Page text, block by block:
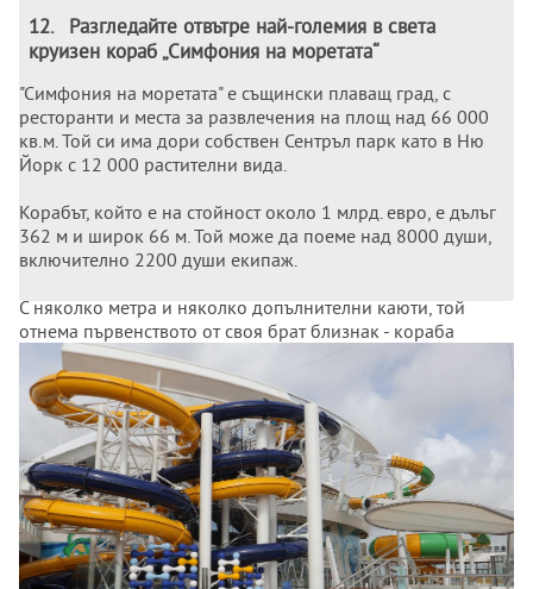
12.
Разгледайте отвътре най-големия в света
круизен кораб „Симфония на моретата“
"Симфония на моретата" е същински плаващ град, с
ресторанти и места за развлечения на площ над 66 000
кв.м. Той си има дори собствен Сентръл парк като в Ню
Йорк с 12 000 растителни вида.
Корабът, който е на стойност около 1 млрд. евро, е дълъг
362 м и широк 66 м. Той може да поеме над 8000 души,
включително 2200 души екипаж.
С няколко метра и няколко допълнителни каюти, той
отнема първенството от своя брат близнак - кораба
"Хармония на моретата" - който френският
корабостроител предаде през май 2016 г. на същия
корабособственик Роял карибиън крузис.